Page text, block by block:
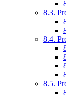
8.3.
8.4.
8.5.